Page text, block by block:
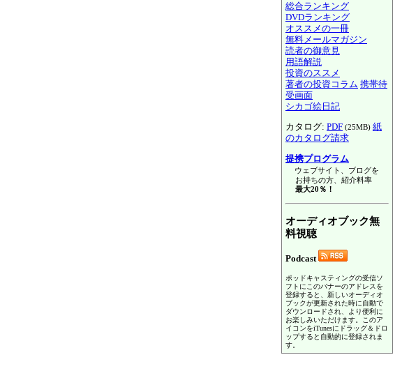
総合ランキング
DVDランキング
オススメの一冊
無料メールマガジン
読者の御意見
用語解説
投資のススメ
著者の投資コラム 携帯待
受画面
シカゴ絵日記
カタログ: PDF (25MB) 紙
のカタログ請求
提携プログラム
ウェブサイト、ブログを
お持ちの方、紹介料率
最大20％！
オーディオブック無
料視聴
Podcast
ポッドキャスティングの受信ソ
フトにこのバナーのアドレスを
登録すると、新しいオーディオ
ブックが更新された時に自動で
ダウンロードされ、より便利に
お楽しみいただけます。このア
イコンをiTunesにドラッグ＆ドロ
ップすると自動的に登録されま
す。